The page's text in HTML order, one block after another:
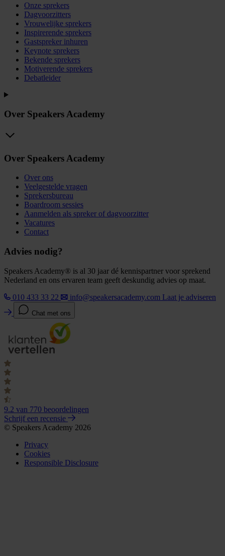
Onze sprekers
Dagvoorzitters
Vrouwelijke sprekers
Inspirerende sprekers
Gastspreker inhuren
Keynote sprekers
Bekende sprekers
Motiverende sprekers
Debatleider
Over Speakers Academy
Over Speakers Academy
Over ons
Veelgestelde vragen
Sprekersbureau
Boardroom sessies
Aanmelden als spreker of dagvoorzitter
Vacatures
Contact
Advies nodig?
Speakers Academy® is al 30 jaar dé kennispartner voor sprekend
Nederland en ons ervaren team geeft deskundig advies op maat.
010 433 33 22
info@speakersacademy.com Laat je adviseren
Chat met ons
9.2 van 770 beoordelingen
Schrijf een recensie
© Speakers Academy 2026
Privacy
Cookies
Responsible Disclosure